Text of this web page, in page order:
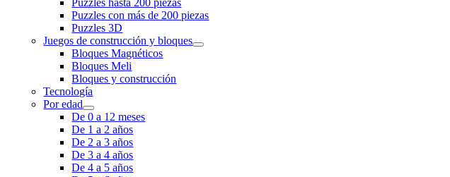
Puzzles hasta 200 piezas
Puzzles con más de 200 piezas
Puzzles 3D
Juegos de construcción y bloques
Bloques Magnéticos
Bloques Meli
Bloques y construcción
Tecnología
Por edad
De 0 a 12 meses
De 1 a 2 años
De 2 a 3 años
De 3 a 4 años
De 4 a 5 años